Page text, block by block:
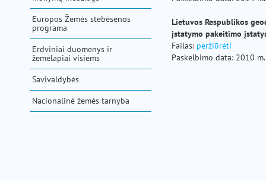
Europos Žemės stebėsenos
programa
Erdviniai duomenys ir
žemėlapiai visiems
Savivaldybės
Nacionalinė žemės tarnyba
Lietuvos Respublikos
įstatymo pakeitimo
Failas: peržiūrėti
Paskelbimo data: 2010